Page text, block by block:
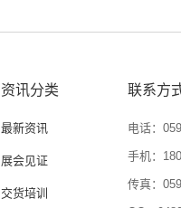
资讯分类
最新资讯
展会见证
交货培训
联系方
电话：
手机：
传真：